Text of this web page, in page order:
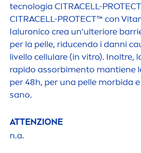
tecnologia CITRACELL-PROTECT
CITRACELL-PROTECT™ con
Ialuronico crea un'ulteriore
per la pelle, riducendo i danni
livello cellulare (in vitro). Inoltre,
rapido assorbimento mantiene
per 48h, per una pelle morbida
sano.
ATTENZIONE
n.a.